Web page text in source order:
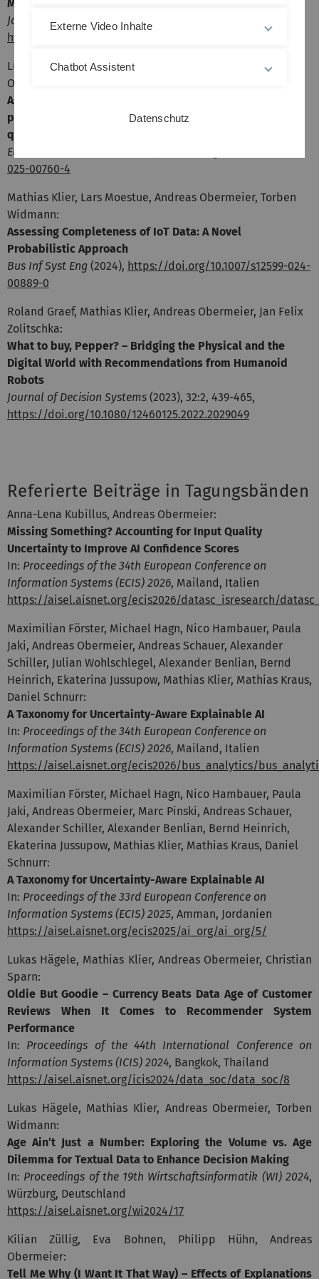
Metric in Cooperation with a German Car Manufacturer
Journal of Data and Information Quality
https://doi.org/10.1145/3732783
Lukas Hägele, Mathias Klier, Lars Moestue, Andreas
Obermeier:
Aspect-based currency of customer reviews: A novel
probability-based metric to pave the way for data
quality-aware decision-making
Electronic Markets
025-00760-4
Mathias Klier, Lars Moestue, Andreas Obermeier, Torben
Widmann:
Assessing Completeness of IoT Data: A Novel
Probabilistic Approach
Bus Inf Syst Eng (2024), https://doi.org/10.1007/s12599-024-
00889-0
Roland Graef, Mathias Klier, Andreas Obermeier, Jan Felix
Zolitschka:
What to buy, Pepper? – Bridging the Physical and the
Digital World with Recommendations from Humanoid
Robots
Journal of Decision Systems (2023), 32:2, 439-465,
https://doi.org/10.1080/12460125.2022.2029049
Referierte Beiträge in Tagungsbänden
Anna-Lena Kubillus, Andreas Obermeier:
Missing Something? Accounting for Input Quality
Uncertainty to Improve AI Confidence Scores
In: Proceedings of the 34th European Conference on
Information Systems (ECIS) 2026, Mailand, Italien
https://aisel.aisnet.org/ecis2026/datasc_isresearch/
Maximilian Förster, Michael Hagn, Nico Hambauer, Paula
Jaki, Andreas Obermeier, Andreas Schauer, Alexander
Schiller, Julian Wohlschlegel, Alexander Benlian, Bernd
Heinrich, Ekaterina Jussupow, Mathias Klier, Mathias Kraus,
Daniel Schnurr:
A Taxonomy for Uncertainty-Aware Explainable AI
In: Proceedings of the 34th European Conference on
Information Systems (ECIS) 2026, Mailand, Italien
https://aisel.aisnet.org/ecis2026/bus_analytics/
Maximilian Förster, Michael Hagn, Nico Hambauer, Paula
Jaki, Andreas Obermeier, Marc Pinski, Andreas Schauer,
Alexander Schiller, Alexander Benlian, Bernd Heinrich,
Ekaterina Jussupow, Mathias Klier, Mathias Kraus, Daniel
Schnurr:
A Taxonomy for Uncertainty-Aware Explainable AI
In: Proceedings of the 33rd European Conference on
Information Systems (ECIS) 2025, Amman, Jordanien
https://aisel.aisnet.org/ecis2025/ai_org/ai_org/5/
Lukas Hägele, Mathias Klier, Andreas Obermeier, Christian
Sparn:
Oldie But Goodie – Currency Beats Data Age of Customer
Reviews When It Comes to Recommender System
Performance
In: Proceedings of the 44th International Conference on
Information Systems (ICIS) 2024, Bangkok, Thailand
https://aisel.aisnet.org/icis2024/data_soc/data_soc/8
Lukas Hägele, Mathias Klier, Andreas Obermeier, Torben
Widmann:
Age Ain’t Just a Number: Exploring the Volume vs. Age
Dilemma for Textual Data to Enhance Decision Making
In: Proceedings of the 19th Wirtschaftsinformatik (WI) 2024,
Würzburg, Deutschland
https://aisel.aisnet.org/wi2024/17
Kilian Züllig, Eva Bohnen, Philipp Hühn, Andreas
Obermeier:
Tell Me Why (I Want It That Way) – Effects of Explanations
Externe Video Inhalte
Chatbot Assistent
Datenschutz